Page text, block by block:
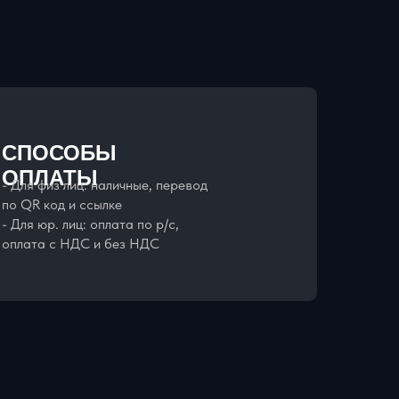
СПОСОБЫ
ОПЛАТЫ
- Для физ лиц: наличные, перевод
по QR код и ссылке
- Для юр. лиц: оплата по р/с,
оплата с НДС и без НДС